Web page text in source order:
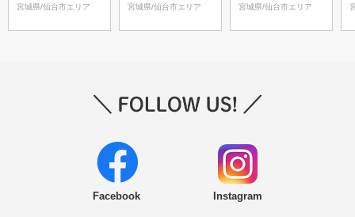
宮城県/仙台市エリア 宮城県/仙台市エリア 宮城県/仙台市エリア
Facebook Instagram